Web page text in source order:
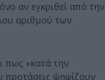
αν εγκριθεί από την
αριθμού των
πως «κατά την
προτάσεις ψηφίζουν